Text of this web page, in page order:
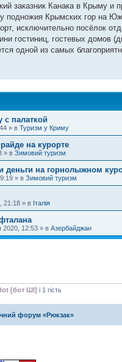
заказник Канака в Крыму и
подножия Крымских гор на
исключительно посёлок
гостиниц, гостевых домов
одной из самых
палаткой
» в Туризм у Криму
на курорте
» в Зимовий туризм
деньги на горнолыжном
» в Зимовий туризм
21:18 » в Італія
2020, 12:53 » в Азербайджан
[бот ШІ] і 1 гість
форум «Рюкзак»